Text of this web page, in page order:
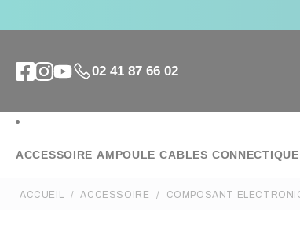
02 41 87 66 02
ACCESSOIRE AMPOULE CABLES CONNECTIQUE
ACCUEIL ACCESSOIRE COMPOSANT